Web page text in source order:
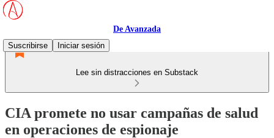
De Avanzada
Suscribirse
Iniciar sesión
Lee sin distracciones en Substack
CIA promete no usar campañas de salud
en operaciones de espionaje